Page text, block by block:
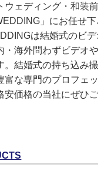
ウェディング・和装
」にお任せ下
は結婚式のビ
・海外問わずビデオ
。結婚式の持ち込み
富な専門のプロフェ
安価格の当社にぜひ